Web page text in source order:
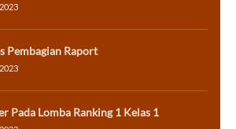
Pembagian Raport
Pada Lomba Ranking 1 Kelas 1